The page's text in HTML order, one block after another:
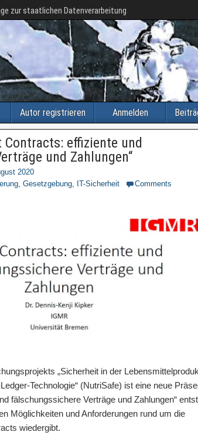
zur staatlichen Datenverarbeitung
Autor registrieren Anmelden
Contracts: effiziente und
und Zahlungen“
2020
, Gesetzgebung, IT-Sicherheit Comments
„Sicherheit in der
Technologie“ (NutriSafe) ist eine neue
fälschungssichere Verträge und Zahlungen“
Möglichkeiten und Anforderungen rund um die
wiedergibt.